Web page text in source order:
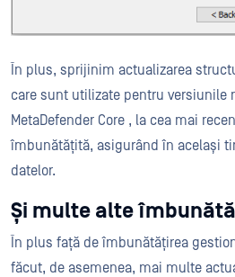
În plus, sprijinim actualizarea
care sunt utilizate pentru versiunile
MetaDefender Core , la cea mai
îmbunătățită, asigurând în același
datelor.
Și multe alte
În plus față de îmbunătățirea
făcut, de asemenea, mai multe